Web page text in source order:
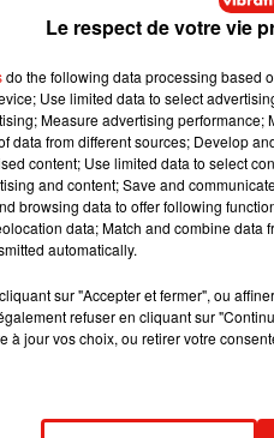
Le respect de votre vie
do the following data processing based
Use limited data to select
Measure advertising
data from different sources; Develop
content; Use limited data to select
and content; Save and
browsing data to offer following
data; Match and combine
automatically.
sur "Accepter et fermer", ou
refuser en cliquant sur
à jour vos choix, ou retirer votre